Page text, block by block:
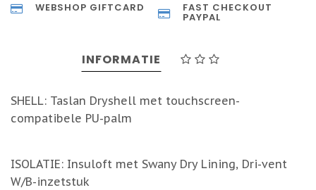
WEBSHOP GIFTCARD FAST CHECKOUT
PAYPAL
INFORMATIE
SHELL: Taslan Dryshell met touchscreen-
compatibele PU-palm
ISOLATIE: Insuloft met Swany Dry Lining, Dri-vent
W/B-inzetstuk